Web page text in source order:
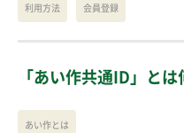
利用方法 会員登録
「あい作共通ID」と
あい作とは